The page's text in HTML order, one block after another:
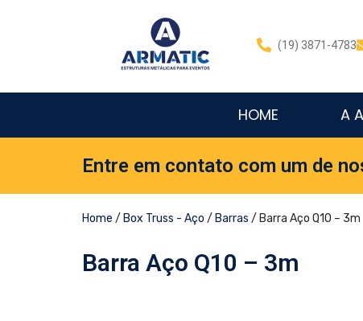
(19) 3871-4783
HOME A
Entre em contato com um de
Home / Box Truss - Aço / Barras / Barra Aço Q10 – 3m
Barra Aço Q10 – 3m